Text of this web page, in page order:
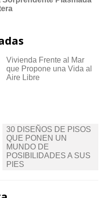
Vivienda Frente al Mar
que Propone una Vida al
Aire Libre
30 DISEÑOS DE PISOS
QUE PONEN UN
MUNDO DE
POSIBILIDADES A SUS
PIES